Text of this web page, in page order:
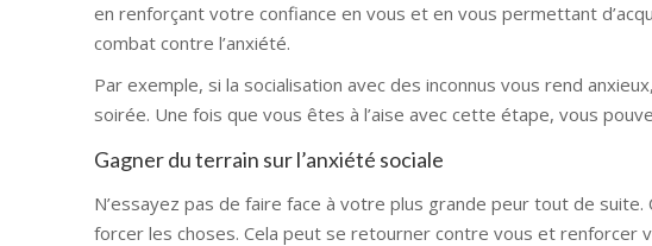
en renforçant votre confiance en vous et en vous permettant
combat contre l’anxiété.
Par exemple, si la socialisation avec des inconnus vous rend
soirée. Une fois que vous êtes à l’aise avec cette étape, vous
Gagner du terrain sur l’anxiété sociale
N’essayez pas de faire face à votre plus grande peur tout de suite.
forcer les choses. Cela peut se retourner contre vous et renforcer